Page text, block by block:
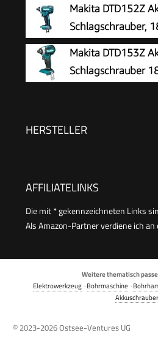
Makita DTD152Z
Schlagschrauber,
Batteriebetrieben,
Makita DTD153Z
Schlagschrauber
HERSTELLER
AFFILIATELINKS
Die mit * gekennzeichneten Links
Als Amazon-Partner verdiene ich
Weitere thematisch
Elektrowerkzeug ·Bohrmaschine ·
Akkuschrauber
© 2023-2026Ostsee-Ventures UG